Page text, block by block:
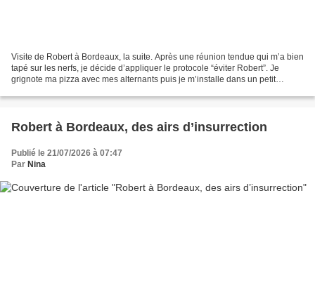
Visite de Robert à Bordeaux, la suite. Après une réunion tendue qui m’a bien
tapé sur les nerfs, je décide d’appliquer le protocole “éviter Robert”. Je
grignote ma pizza avec mes alternants puis je m’installe dans un petit
Robert à Bordeaux, des airs d’insurrection
Publié le 21/07/2026 à 07:47
Par Nina